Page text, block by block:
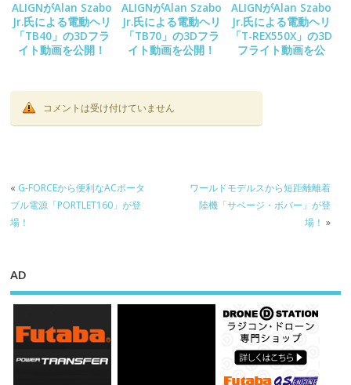
ALIGNがAlan Szabo
Jr.氏による電動ヘリ
「TB40」の3Dフラ
イト動画を公開！
ALIGNがAlan Szabo
Jr.氏による電動ヘリ
「TB70」の3Dフラ
イト動画を公開！
ALIGNがAlan Szabo
Jr.氏による電動ヘリ
「T-REX550X」の3D
フライト動画を公
コメントは受け付けていません
« G-FORCEから便利なACポータ
ブル電源「PORTLET160」が登
場！
ワールドモデルスから短距離離着
陸機「サベージ・ボバー」が登
場！ »
AD